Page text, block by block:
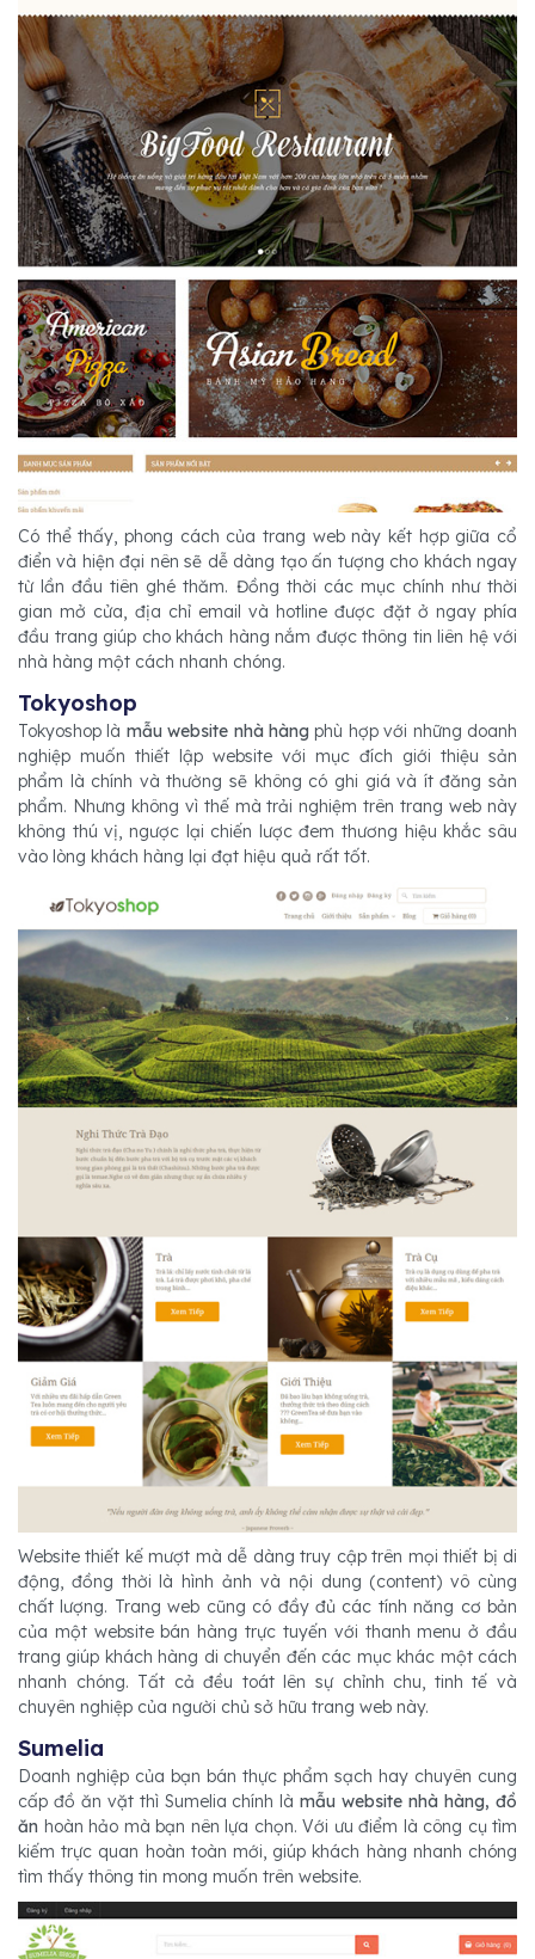
Có thể thấy, phong cách của trang web này kết hợp giữa cổ
điển và hiện đại nên sẽ dễ dàng tạo ấn tượng cho khách ngay
từ lần đầu tiên ghé thăm. Đồng thời các mục chính như thời
gian mở cửa, địa chỉ email và hotline được đặt ở ngay phía
đầu trang giúp cho khách hàng nắm được thông tin liên hệ với
nhà hàng một cách nhanh chóng.
Tokyoshop
Tokyoshop là mẫu website nhà hàng phù hợp với những doanh
nghiệp muốn thiết lập website với mục đích giới thiệu sản
phẩm là chính và thường sẽ không có ghi giá và ít đăng sản
phẩm. Nhưng không vì thế mà trải nghiệm trên trang web này
không thú vị, ngược lại chiến lược đem thương hiệu khắc sâu
vào lòng khách hàng lại đạt hiệu quả rất tốt.
Website thiết kế mượt mà dễ dàng truy cập trên mọi thiết bị di
động, đồng thời là hình ảnh và nội dung (content) vô cùng
chất lượng. Trang web cũng có đầy đủ các tính năng cơ bản
của một website bán hàng trực tuyến với thanh menu ở đầu
trang giúp khách hàng di chuyển đến các mục khác một cách
nhanh chóng. Tất cả đều toát lên sự chỉnh chu, tinh tế và
chuyên nghiệp của người chủ sở hữu trang web này.
Sumelia
Doanh nghiệp của bạn bán thực phẩm sạch hay chuyên cung
cấp đồ ăn vặt thì Sumelia chính làmẫu website nhà hàng, đồ
ăn hoàn hảo mà bạn nên lựa chọn. Với ưu điểm là công cụ tìm
kiếm trực quan hoàn toàn mới, giúp khách hàng nhanh chóng
tìm thấy thông tin mong muốn trên website.